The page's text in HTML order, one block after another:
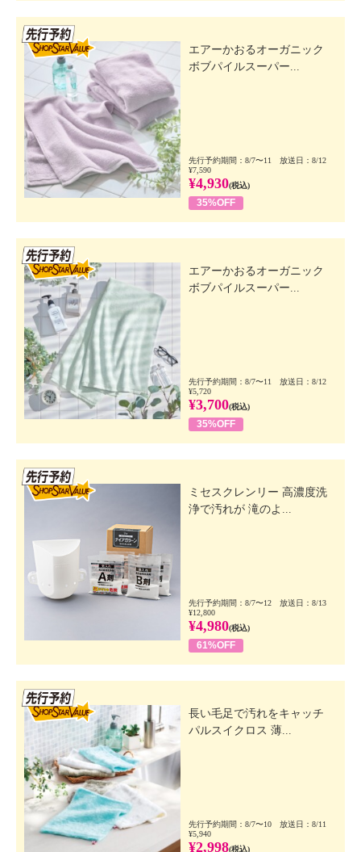
エアーかおるオーガニック
ボブパイルスーパー...
先行予約期間：8/7〜11 放送日：8/12
¥7,590
¥4,930(税込)
35%OFF
エアーかおるオーガニック
ボブパイルスーパー...
先行予約期間：8/7〜11 放送日：8/12
¥5,720
¥3,700(税込)
35%OFF
ミセスクレンリー 高濃度洗
浄で汚れが 滝のよ...
先行予約期間：8/7〜12 放送日：8/13
¥12,800
¥4,980(税込)
61%OFF
長い毛足で汚れをキャッチ
パルスイクロス 薄...
先行予約期間：8/7〜10 放送日：8/11
¥5,940
¥2,998(税込)